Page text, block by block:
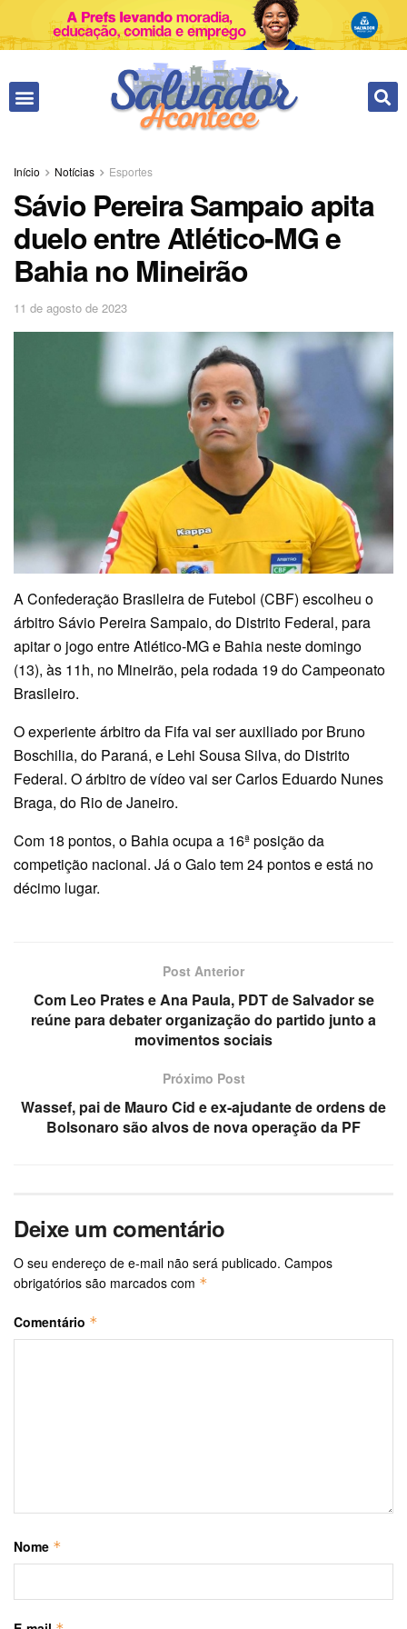
Início Notícias Esportes
Sávio Pereira Sampaio apita
duelo entre Atlético-MG e
Bahia no Mineirão
11 de agosto de 2023
A Confederação Brasileira de Futebol (CBF) escolheu o
árbitro Sávio Pereira Sampaio, do Distrito Federal, para
apitar o jogo entre Atlético-MG e Bahia neste domingo
(13), às 11h, no Mineirão, pela rodada 19 do Campeonato
Brasileiro.
O experiente árbitro da Fifa vai ser auxiliado por Bruno
Boschilia, do Paraná, e Lehi Sousa Silva, do Distrito
Federal. O árbitro de vídeo vai ser Carlos Eduardo Nunes
Braga, do Rio de Janeiro.
Com 18 pontos, o Bahia ocupa a 16ª posição da
competição nacional. Já o Galo tem 24 pontos e está no
décimo lugar.
Post Anterior
Com Leo Prates e Ana Paula, PDT de Salvador se
reúne para debater organização do partido junto a
movimentos sociais
Próximo Post
Wassef, pai de Mauro Cid e ex-ajudante de ordens de
Bolsonaro são alvos de nova operação da PF
Deixe um comentário
O seu endereço de e-mail não será publicado. Campos
obrigatórios são marcados com *
Comentário *
Nome *